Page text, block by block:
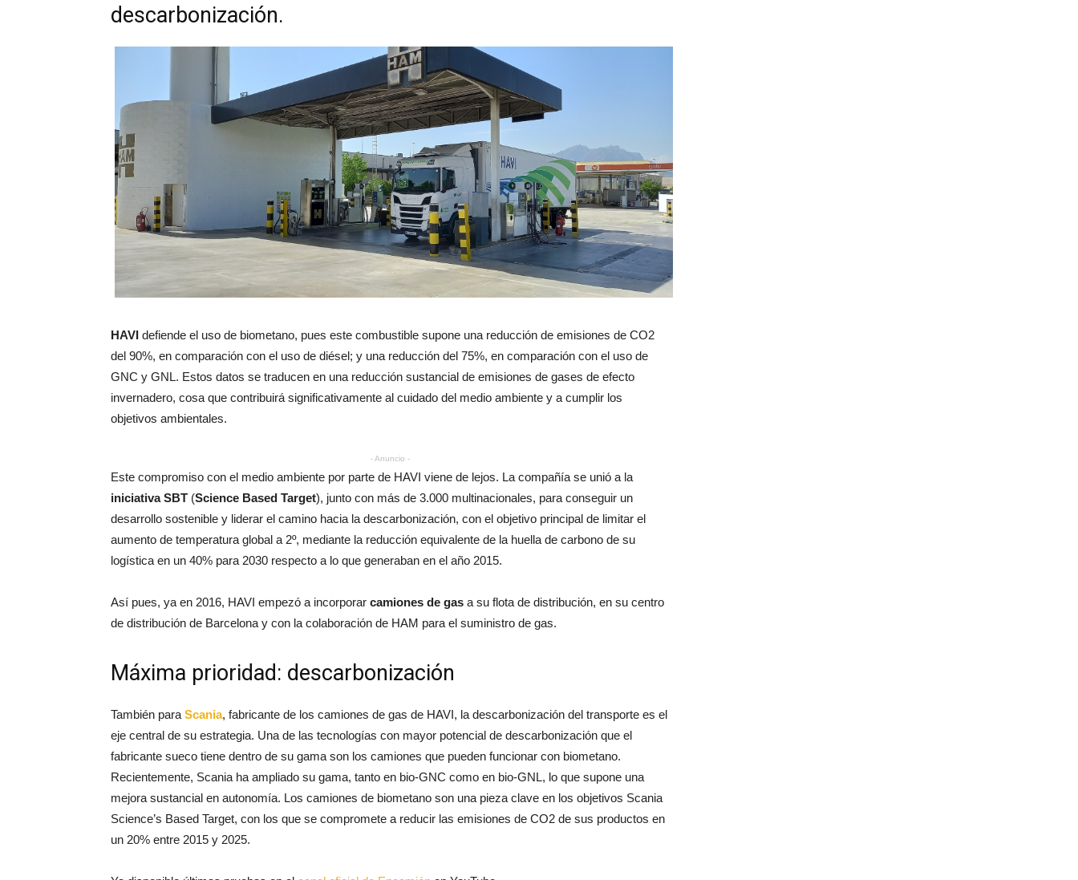
descarbonización.
HAVI defiende el uso de biometano, pues este combustible supone una reducción de emisiones de CO2
del 90%, en comparación con el uso de diésel; y una reducción del 75%, en comparación con el uso de
GNC y GNL. Estos datos se traducen en una reducción sustancial de emisiones de gases de efecto
invernadero, cosa que contribuirá significativamente al cuidado del medio ambiente y a cumplir los
objetivos ambientales.
- Anuncio -
Este compromiso con el medio ambiente por parte de HAVI viene de lejos. La compañía se unió a la
iniciativa SBT (Science Based Target), junto con más de 3.000 multinacionales, para conseguir un
desarrollo sostenible y liderar el camino hacia la descarbonización, con el objetivo principal de limitar el
aumento de temperatura global a 2º, mediante la reducción equivalente de la huella de carbono de su
logística en un 40% para 2030 respecto a lo que generaban en el año 2015.
Así pues, ya en 2016, HAVI empezó a incorporar camiones de gas a su flota de distribución, en su centro
de distribución de Barcelona y con la colaboración de HAM para el suministro de gas.
Máxima prioridad: descarbonización
También paraScania, fabricante de los camiones de gas de HAVI, la descarbonización del transporte es el
eje central de su estrategia. Una de las tecnologías con mayor potencial de descarbonización que el
fabricante sueco tiene dentro de su gama son los camiones que pueden funcionar con biometano.
Recientemente, Scania ha ampliado su gama, tanto en bio-GNC como en bio-GNL, lo que supone una
mejora sustancial en autonomía. Los camiones de biometano son una pieza clave en los objetivos Scania
Science’s Based Target, con los que se compromete a reducir las emisiones de CO2 de sus productos en
un 20% entre 2015 y 2025.